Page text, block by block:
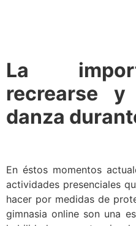
La
recrearse
danza
En éstos momentos
actividades presenciales
hacer por medidas de
gimnasia online son una